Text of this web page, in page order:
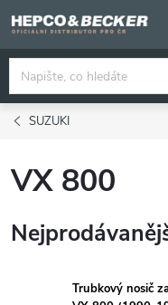
na
obsah
SUZUKI
VX 800
Trubkový nosič